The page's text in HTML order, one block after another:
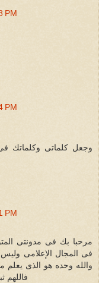
PM
PM
وجعل كلماتى وكلماتك فى
PM
مرحبا بك فى مدونتى
فى المجال الإعلامى وليس
والله وحده هو الذى يعلم
فاللهم